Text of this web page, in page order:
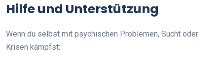
Hilfe und Unterstützung
Wenn du selbst mit psychischen Problemen, Sucht oder
Krisen kämpfst: